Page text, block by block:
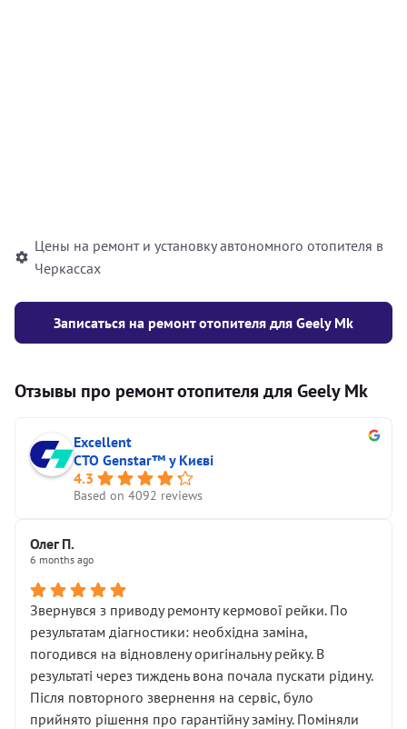
Цены на ремонт и установку автономного отопителя в
Черкассах
Записаться на ремонт отопителя для Geely Mk
Отзывы про ремонт отопителя для Geely Mk
Excellent
СТО Genstar™ у Києві
4.3
Based on 4092 reviews
Олег П.
6 months ago
Звернувся з приводу ремонту кермової рейки. По
результатам діагностики: необхідна заміна,
погодився на відновлену оригінальну рейку. В
результаті через тиждень вона почала пускати рідину.
Після повторного звернення на сервіс, було
прийнято рішення про гарантійну заміну. Поміняли